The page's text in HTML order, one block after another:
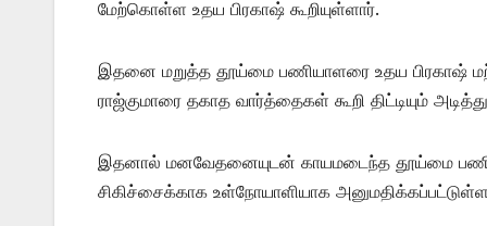
மேற்கொள்ள உதய பிரகாஷ் கூறியுள்ளார்.
இதனை மறுத்த தூய்மை பணியாளரை உதய பிரகாஷ்
ராஜ்குமாரை தகாத வார்த்தைகள் கூறி திட்டியும்
இதனால் மனவேதனையுடன் காயமடைந்த தூய்மை
சிகிச்சைக்காக உள்நோயாளியாக